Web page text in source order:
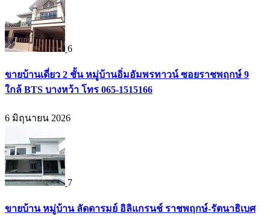
6
ขายบ้านเดี่ยว 2 ชั้น หมู่บ้านอิ่มอัมพรทาวน์ ซอยราชพฤกษ์ 9
ใกล้ BTS บางหว้า โทร 065-1515166
6 มิถุนายน 2026
7
ขายบ้าน หมู่บ้าน ลัดดารมย์ อิลิแกรนช์ ราชพฤกษ์-รัตนาธิเบศ